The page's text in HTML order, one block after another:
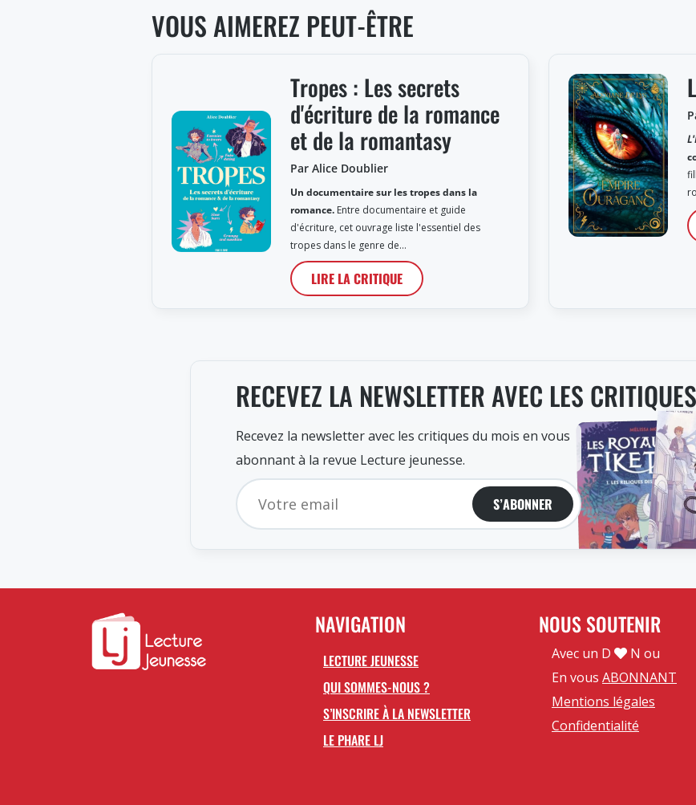
VOUS AIMEREZ PEUT-ÊTRE
Tropes : Les secrets
d'écriture de la romance
et de la romantasy
Par Alice Doublier
Un documentaire sur les tropes dans la
romance. Entre documentaire et guide
d'écriture, cet ouvrage liste l'essentiel des
tropes dans le genre de…
LIRE LA CRITIQUE
RECEVEZ LA NEWSLETTER AVEC LES
Recevez la newsletter avec les critiques du mois en vous
abonnant à la revue Lecture jeunesse.
S’ABONNER
NAVIGATION
LECTURE JEUNESSE
QUI SOMMES-NOUS ?
S’INSCRIRE À LA NEWSLETTER
LE PHARE LJ
NOUS SOUTENIR
Avec un D
N ou
En vous ABONNANT
Mentions légales
Confidentialité